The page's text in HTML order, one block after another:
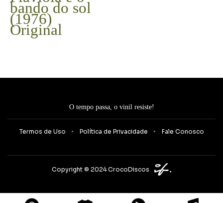
bando do sol
(1976)
Original
O tempo passa, o vinil resiste!
Termos de Uso Política de Privacidade Fale Conosco
Copyright © 2024 CrocoDiscos